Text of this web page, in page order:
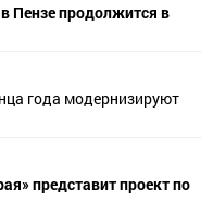
Пензе продолжится в
года модернизируют
представит проект по